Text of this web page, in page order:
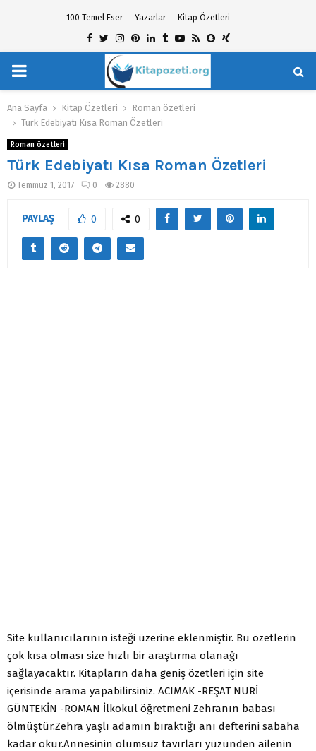
100 Temel Eser Yazarlar Kitap Özetleri
Facebook
TwitterInstagram
Pinterest
Linkedin
TumblrYoutube
RssSnapchat
Xing
PRIMARY
MENU
Ana Sayfa Kitap Özetleri
Roman özetleri
Türk Edebiyatı Kısa Roman Özetleri
Roman özetleri
Türk Edebiyatı Kısa Roman Özetleri
Temmuz 1, 2017 0 2880
PAYLAŞ 0 0
Site kullanıcılarının isteği üzerine eklenmiştir. Bu özetlerin
çok kısa olması size hızlı bir araştırma olanağı
sağlayacaktır. Kitapların daha geniş özetleri için site
içerisinde arama yapabilirsiniz. ACIMAK -REŞAT NURİ
GÜNTEKİN -ROMAN İlkokul öğretmeni Zehranın babası
ölmüştür.Zehra yaşlı adamın bıraktığı anı defterini sabaha
kadar okur.Annesinin olumsuz tavırları yüzünden ailenin